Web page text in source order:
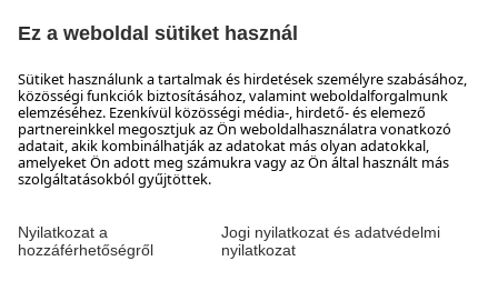
NYITVATARTÁS
Várjuk jelentkezését
Készséggel állunk rendelkezésére hétfőtől csütörtökig 8:00-
tól 17:30-ig, pénteken 8:00-tól 17:00-ig
Elérhetőség